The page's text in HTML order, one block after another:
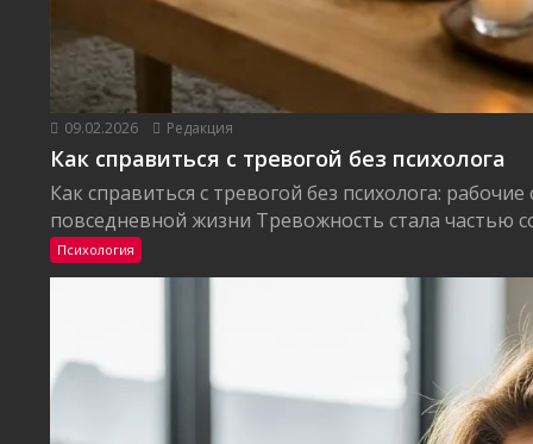
09.02.2026 Редакция
Как справиться с тревогой без психолога
Как справиться с тревогой без психолога:
повседневной жизни Тревожность стала частью
Психология